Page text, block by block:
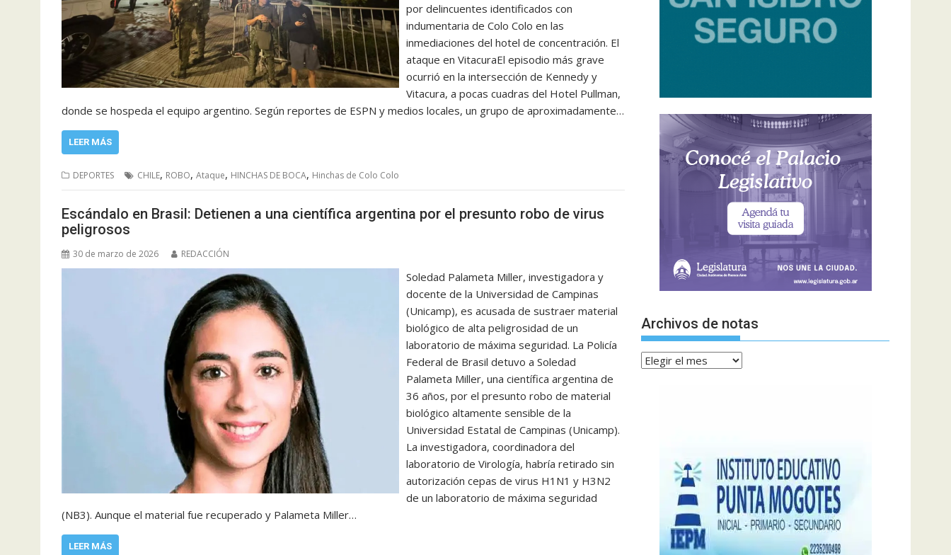
por delincuentes identificados con
indumentaria de Colo Colo en las
inmediaciones del hotel de concentración. El
ataque en VitacuraEl episodio más grave
ocurrió en la intersección de Kennedy y
Vitacura, a pocas cuadras del Hotel Pullman,
donde se hospeda el equipo argentino. Según reportes de ESPN y medios locales, un grupo de aproximadamente…
LEER MÁS
DEPORTES CHILE, ROBO, Ataque, HINCHAS DE BOCA, Hinchas de Colo Colo
Escándalo en Brasil: Detienen a una científica argentina por el presunto robo de virus
peligrosos
30 de marzo de 2026 REDACCIÓN
Soledad Palameta Miller, investigadora y
docente de la Universidad de Campinas
(Unicamp), es acusada de sustraer material
biológico de alta peligrosidad de un
laboratorio de máxima seguridad. La Policía
Federal de Brasil detuvo a Soledad
Palameta Miller, una científica argentina de
36 años, por el presunto robo de material
biológico altamente sensible de la
Universidad Estatal de Campinas (Unicamp).
La investigadora, coordinadora del
laboratorio de Virología, habría retirado sin
autorización cepas de virus H1N1 y H3N2
de un laboratorio de máxima seguridad
(NB3). Aunque el material fue recuperado y Palameta Miller…
LEER MÁS
Archivos de notas
Archivos